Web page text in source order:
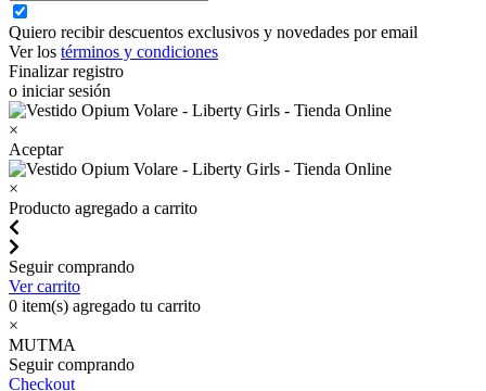
Quiero recibir descuentos exclusivos y novedades por email
Ver los términos y condiciones
Finalizar registro
o iniciar sesión
×
Aceptar
×
Producto agregado a carrito
Seguir comprando
Ver carrito
0 item(s) agregado tu carrito
×
MUTMA
Seguir comprando
Checkout